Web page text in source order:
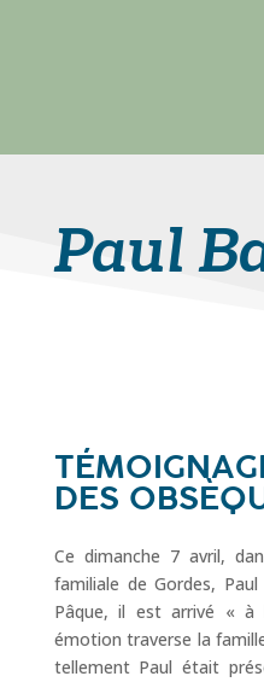
Paul
DES
Ce dimanche 7 avril,
familiale de Gordes,
Pâque, il est arrivé « à
émotion traverse la
tellement Paul était